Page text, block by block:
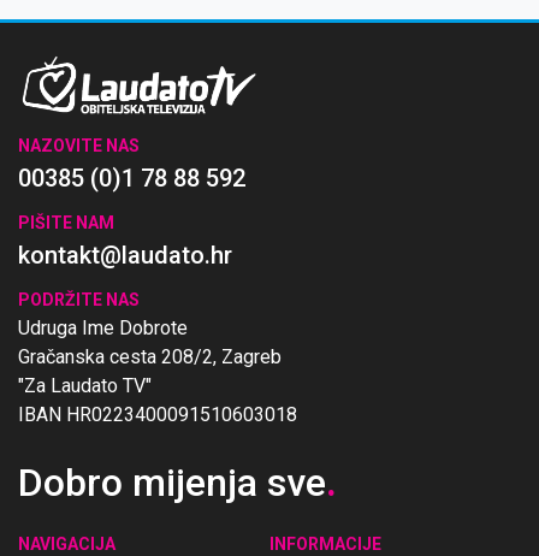
NAZOVITE NAS
00385 (0)1 78 88 592
PIŠITE NAM
kontakt@laudato.hr
PODRŽITE NAS
Udruga Ime Dobrote
Gračanska cesta 208/2, Zagreb
"Za Laudato TV"
IBAN HR0223400091510603018
Dobro mijenja sve.
NAVIGACIJA
INFORMACIJE